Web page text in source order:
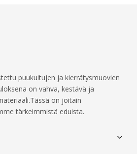
puukuitujen ja kierrätysmuovien
on vahva, kestävä ja
on joitain
tärkeimmistä eduista.